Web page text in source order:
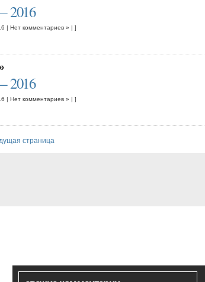
| Нет комментариев » | ]
| Нет комментариев » | ]
страница